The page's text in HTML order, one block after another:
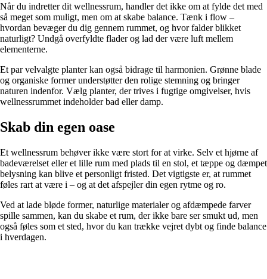
Når du indretter dit wellnessrum, handler det ikke om at fylde det med
så meget som muligt, men om at skabe balance. Tænk i flow –
hvordan bevæger du dig gennem rummet, og hvor falder blikket
naturligt? Undgå overfyldte flader og lad der være luft mellem
elementerne.
Et par velvalgte planter kan også bidrage til harmonien. Grønne blade
og organiske former understøtter den rolige stemning og bringer
naturen indenfor. Vælg planter, der trives i fugtige omgivelser, hvis
wellnessrummet indeholder bad eller damp.
Skab din egen oase
Et wellnessrum behøver ikke være stort for at virke. Selv et hjørne af
badeværelset eller et lille rum med plads til en stol, et tæppe og dæmpet
belysning kan blive et personligt fristed. Det vigtigste er, at rummet
føles rart at være i – og at det afspejler din egen rytme og ro.
Ved at lade bløde former, naturlige materialer og afdæmpede farver
spille sammen, kan du skabe et rum, der ikke bare ser smukt ud, men
også føles som et sted, hvor du kan trække vejret dybt og finde balance
i hverdagen.